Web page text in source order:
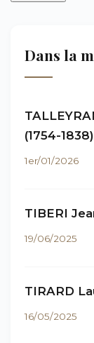
Dans la
(1754-1838)
1er/01/2026
TIBERI
19/06/2025
TIRARD
16/05/2025